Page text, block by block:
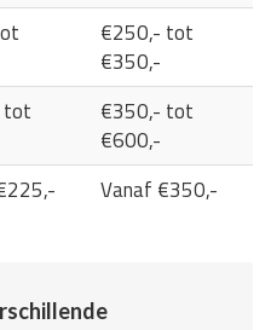
€250,- tot
€350,-
tot
€350,- tot
€600,-
Vanaf €350,-